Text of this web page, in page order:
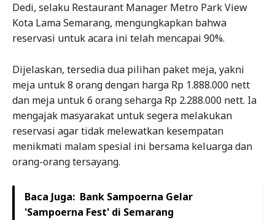
Dedi, selaku Restaurant Manager Metro Park View
Kota Lama Semarang, mengungkapkan bahwa
reservasi untuk acara ini telah mencapai 90%.
Dijelaskan, tersedia dua pilihan paket meja, yakni
meja untuk 8 orang dengan harga Rp 1.888.000 nett
dan meja untuk 6 orang seharga Rp 2.288.000 nett. Ia
mengajak masyarakat untuk segera melakukan
reservasi agar tidak melewatkan kesempatan
menikmati malam spesial ini bersama keluarga dan
orang-orang tersayang.
Baca Juga: Bank Sampoerna Gelar
'Sampoerna Fest' di Semarang